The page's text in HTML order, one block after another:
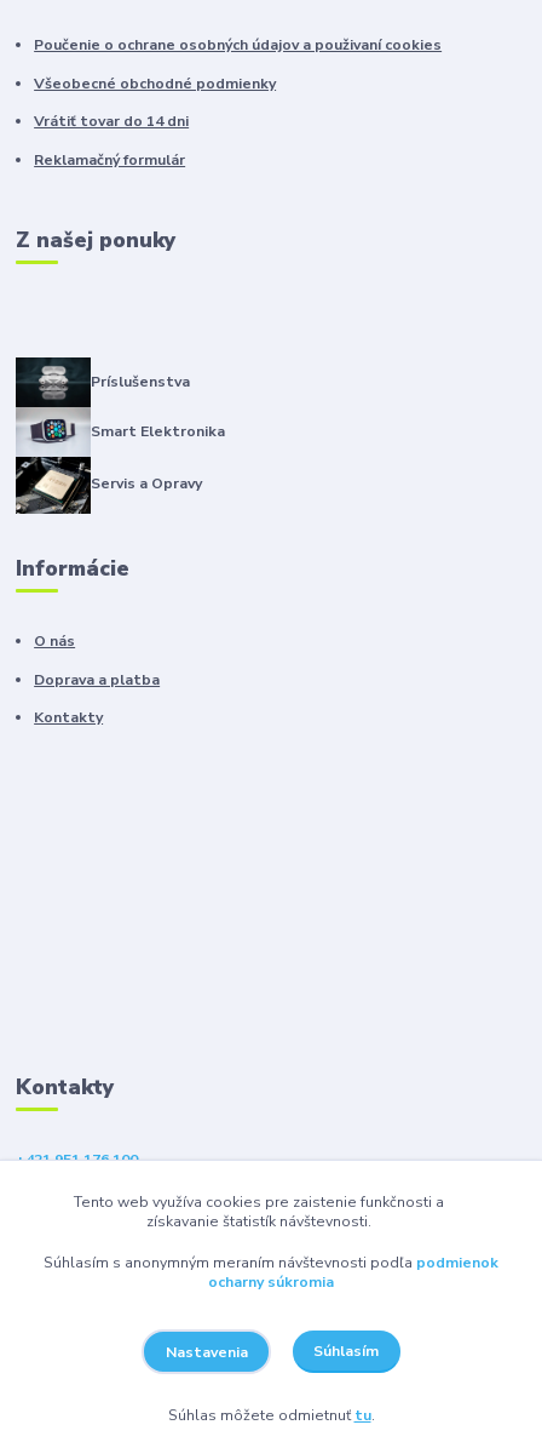
Poučenie o ochrane osobných údajov a použivaní cookies
Všeobecné obchodné podmienky
Vrátiť tovar do 14 dni
Reklamačný formulár
Z našej ponuky
Príslušenstva
Smart Elektronika
Servis a Opravy
Informácie
O nás
Doprava a platba
Kontakty
Kontakty
+421 951 176 100
eshop@gsm1.sk
Tento web využíva cookies pre zaistenie funkčnosti a
získavanie štatistík návštevnosti.
Súhlasím s anonymným meraním návštevnosti podľa podmienok
ocharny súkromia
Nastavenia Súhlasím
Súhlas môžete odmietnuťtu.